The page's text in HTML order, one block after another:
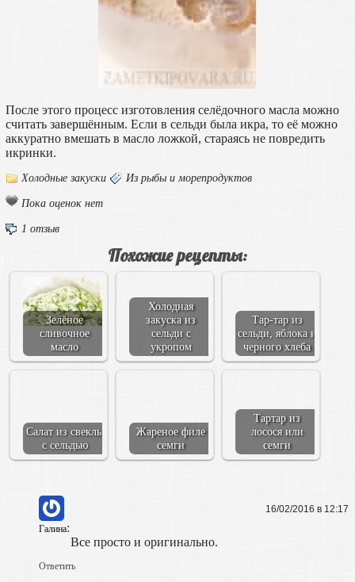
После этого процесс изготовления селёдочного масла можно
считать завершённым. Если в сельди была икра, то её можно
аккуратно вмешать в масло ложкой, стараясь не повредить
икринки.
Холодные закуски Из рыбы и морепродуктов
Пока оценок нет
1 отзыв
Похожие рецепты:
Зелёное
сливочное
масло
Холодная
закуска из
сельди с
укропом
Тар-тар из
сельди, яблока и
черного хлеба
Салат из свеклы
с сельдью
Жареное филе
семги
Тартар из
лосося или
семги
Галина:
16/02/2016 в 12:17
Все просто и оригинально.
Ответить